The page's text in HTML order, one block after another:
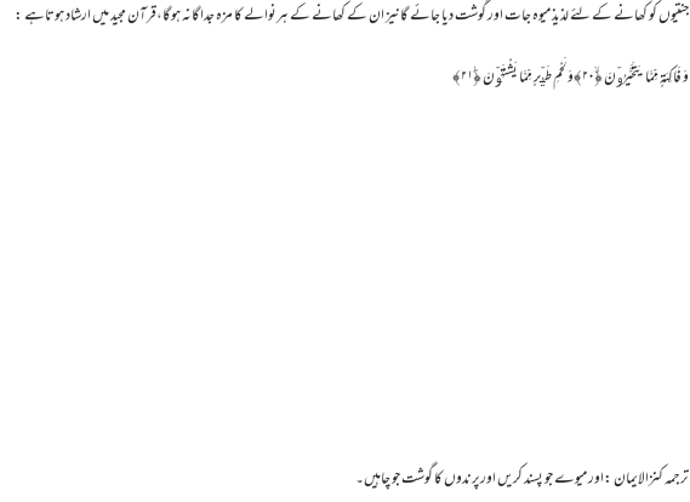
جنتیوں کو کھانے کے لئے لذیذ میوہ جات اور گوشت دیا جائے گانیز ان کے کھانے کے ہرنوالے کا مزہ جداگانہ ہوگا،قرآن مجید میں ارشاد ہوتاہے :
وَ فَاکِہَۃٍ مِّمَّا یَتَخَیَّرُوۡنَ ﴿ۙ۲۰﴾وَ لَحْمِ طَیۡرٍ مِّمَّا یَشْتَہُوۡنَ ﴿ؕ۲۱﴾
ترجمہ کنزالایمان :اور میوے جو پسند کریں اورپرندوں کا گوشت جو چاہیں۔